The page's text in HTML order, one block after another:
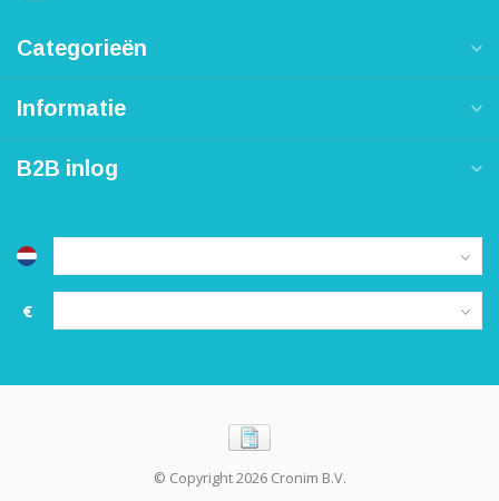
Categorieën
Informatie
B2B inlog
€
© Copyright 2026 Cronim B.V.